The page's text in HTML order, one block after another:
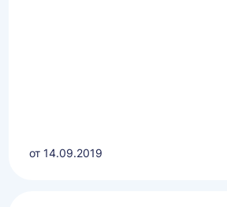
от 14.09.2019